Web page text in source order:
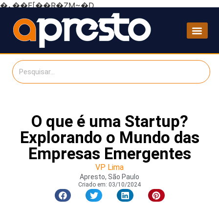
�ܢ��F[��R�ZM~�D
O que é uma Startup?
Explorando o Mundo das
Empresas Emergentes
VP Lima
Apresto, São Paulo
Criado em: 03/10/2024